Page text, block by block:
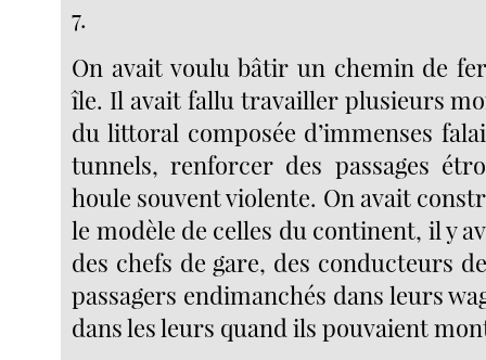
7.
On avait voulu bâtir un chemin de
île. Il avait fallu travailler plusieurs
du littoral composée d’immenses
tunnels, renforcer des passages
houle souvent violente. On avait
le modèle de celles du continent, il y
des chefs de gare, des conducteurs
passagers endimanchés dans leurs
dans les leurs quand ils pouvaient